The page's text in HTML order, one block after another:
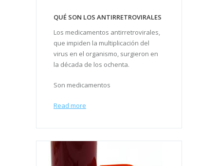
QUÉ SON LOS ANTIRRETROVIRALES
Los medicamentos antirretrovirales,
que impiden la multiplicación del
virus en el organismo, surgieron en
la década de los ochenta.
Son medicamentos
Read more